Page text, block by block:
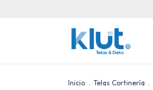
Inicio . Telas Cortinería .